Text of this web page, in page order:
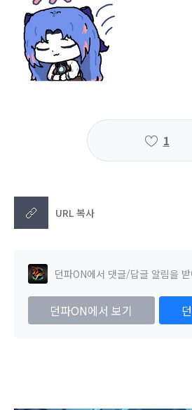
1
URL 복사
던파ON에서 댓글/답글 알림을
던파ON에서 보기